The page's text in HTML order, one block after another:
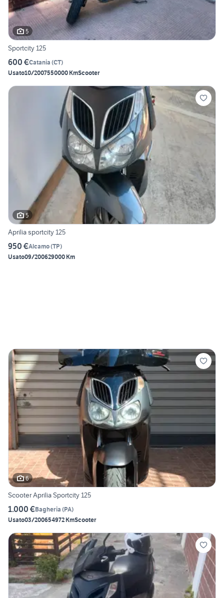
5
Sportcity 125
600 €Catania (CT)
Usato10/2007550000 KmScooter
5
Aprilia sportcity 125
950 €Alcamo(TP)
Usato09/200629000 Km
6
Scooter Aprilia Sportcity 125
1.000 €Bagheria (PA)
Usato03/200654972 KmScooter